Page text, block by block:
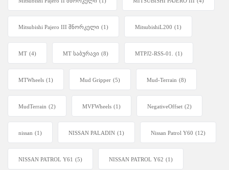
Mitsubishi Pajero III შნორკელი (1) MitsubishiL200 (1)
MT (4) MT საბურავი (8) MTPJ2-RSS-01. (1)
MTWheels (1) Mud Gripper (5) Mud-Terrain (8)
MudTerrain (2) MVFWheels (1) NegativeOffset (2)
nissan (1) NISSAN PALADIN (1) Nissan Patrol Y60 (12)
NISSAN PATROL Y61 (5) NISSAN PATROL Y62 (1)